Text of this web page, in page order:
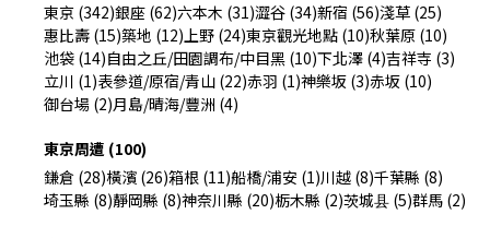
東京 (342)銀座 (62)六本木 (31)澀谷 (34)新宿 (56)淺草 (25)
惠比壽 (15)築地 (12)上野 (24)東京觀光地點 (10)秋葉原 (10)
池袋 (14)自由之丘/田園調布/中目黑 (10)下北澤 (4)吉祥寺 (3)
立川 (1)表參道/原宿/青山 (22)赤羽 (1)神樂坂 (3)赤坂 (10)
御台場 (2)月島/晴海/豐洲 (4)
東京周遭 (100)
鎌倉 (28)橫濱 (26)箱根 (11)船橋/浦安 (1)川越 (8)千葉縣 (8)
埼玉縣 (8)靜岡縣 (8)神奈川縣 (20)栃木縣 (2)茨城县 (5)群馬 (2)